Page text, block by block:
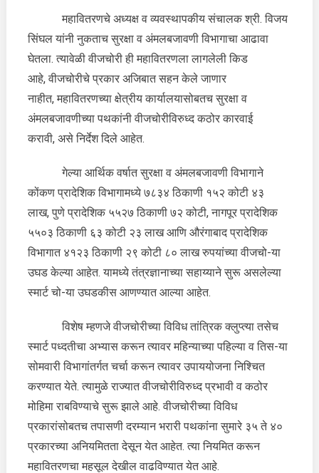
महावितरणचे अध्यक्ष व व्यवस्थापकीय संचालक श्री. विजय
सिंघल यांनी नुकताच सुरक्षा व अंमलबजावणी विभागाचा आढावा
घेतला. त्यावेळी वीजचोरी ही महावितरणला लागलेली किड
आहे, वीजचोरीचे प्रकार अजिबात सहन केले जाणार
नाहीत, महावितरणच्या क्षेत्रीय कार्यालयासोबतच सुरक्षा व
अंमलबजावणीच्या पथकांनी वीजचोरीविरुध्द कठोर कारवाई
करावी, असे निर्देश दिले आहेत.
गेल्या आर्थिक वर्षात सुरक्षा व अंमलबजावणी विभागाने
कोंकण प्रादेशिक विभागामध्ये ७८३४ ठिकाणी १५२ कोटी ४३
लाख, पुणे प्रादेशिक ५५२७ ठिकाणी ७२ कोटी, नागपूर प्रादेशिक
५५०३ ठिकाणी ६३ कोटी २३ लाख आणि औरंगाबाद प्रादेशिक
विभागात ४१२३ ठिकाणी २९ कोटी ८० लाख रुपयांच्या वीजचो-या
उघड केल्या आहेत. यामध्ये तंत्रज्ञानाच्या सहाय्याने सुरू असलेल्या
स्मार्ट चो-या उघडकीस आणण्यात आल्या आहेत.
विशेष म्हणजे वीजचोरीच्या विविध तांत्रिक क्लुप्त्या तसेच
स्मार्ट पध्दतीचा अभ्यास करून त्यावर महिन्याच्या पहिल्या व तिस-या
सोमवारी विभागांतर्गत चर्चा करून त्यावर उपाययोजना निश्चित
करण्यात येते. त्यामुळे राज्यात वीजचोरीविरुध्द प्रभावी व कठोर
मोहिमा राबविण्याचे सुरू झाले आहे. वीजचोरीच्या विविध
प्रकारांसोबतच तपासणी दरम्यान भरारी पथकांना सुमारे ३५ ते ४०
प्रकारच्या अनियमितता देसून येत आहेत. त्या नियमित करून
महावितरणचा महसूल देखील वाढविण्यात येत आहे.